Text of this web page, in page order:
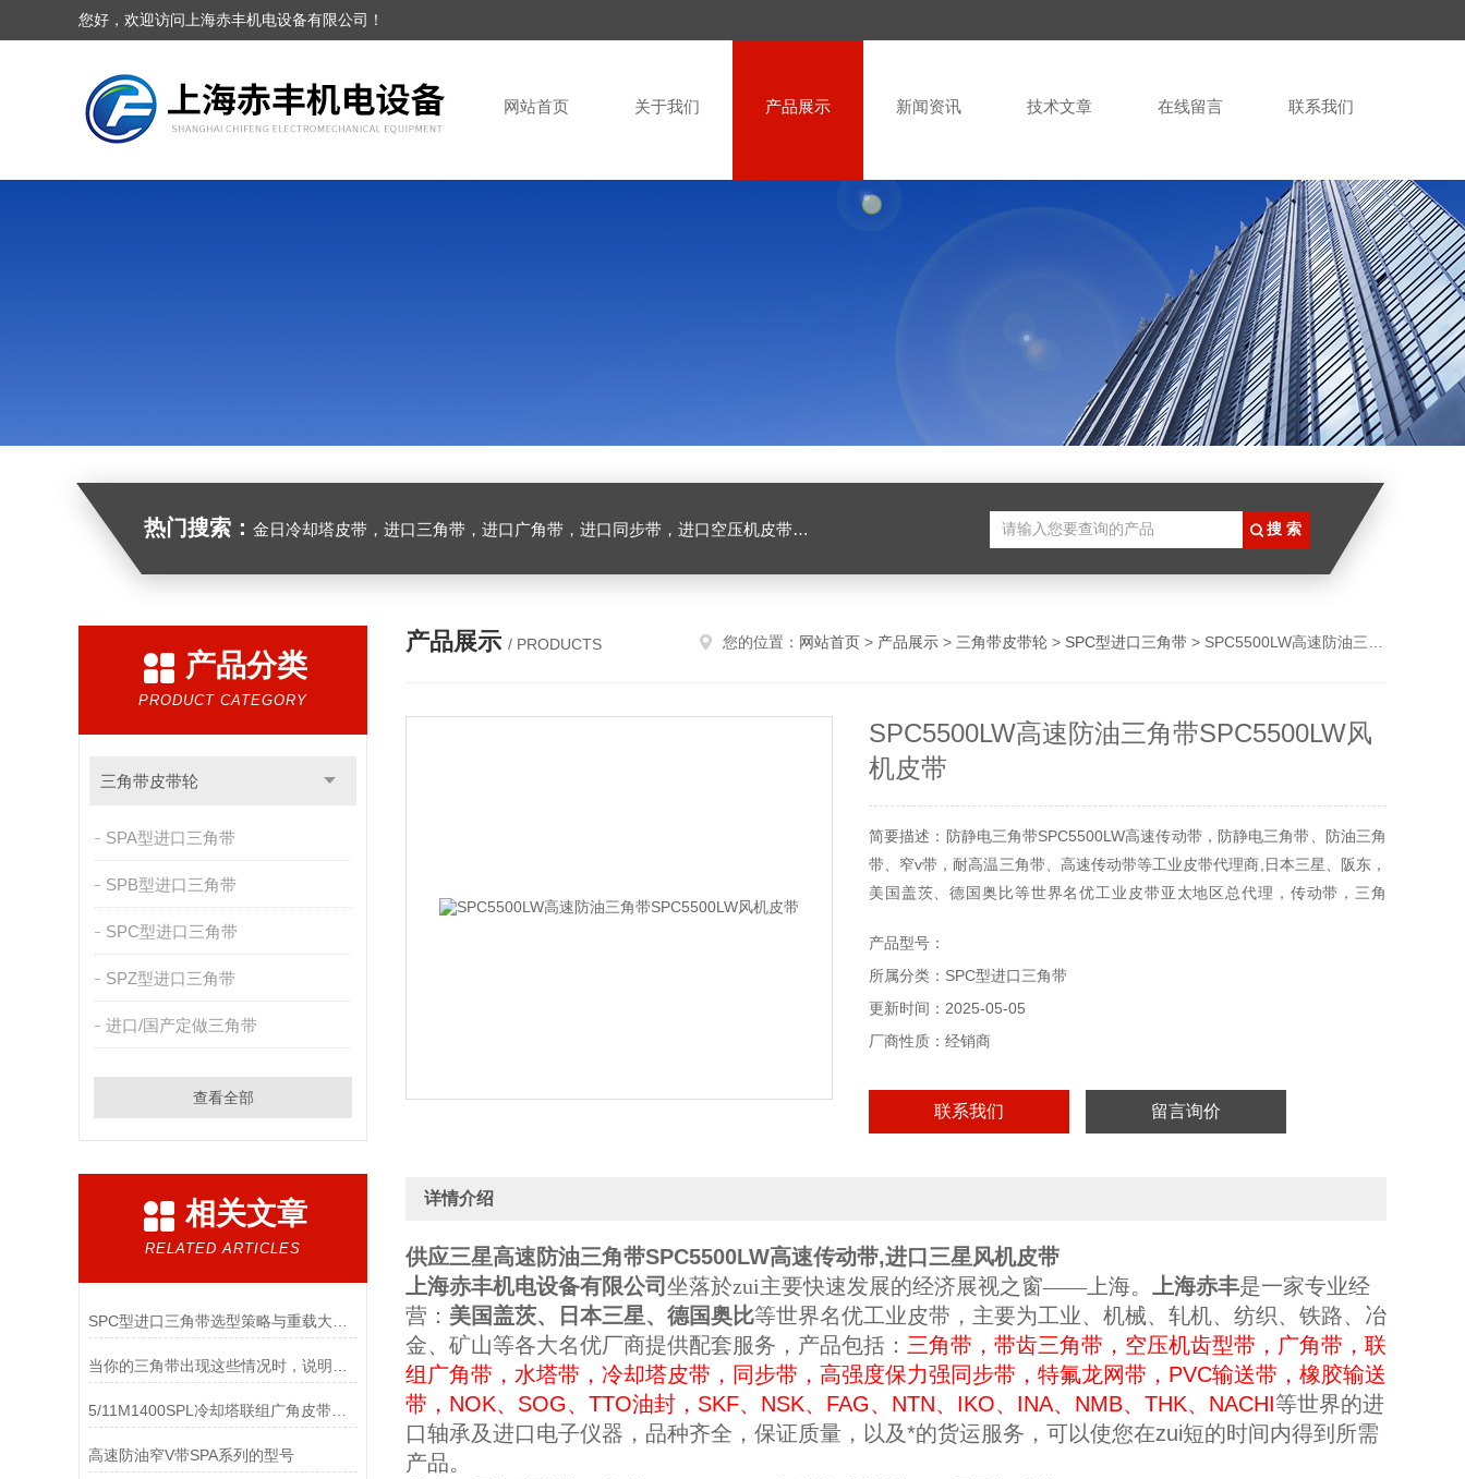
您好，欢迎访问上海赤丰机电设备有限公司！
网站首页 关于我们 产品展示 新闻资讯 技术文章 在线留言 联系我们
热门搜索： 金日冷却塔皮带，进口三角带，进口广角带，进口同步带，进口空压机皮带，带齿三角带，特氟龙高温布，进口轴承油封及电子仪器
产品分类
PRODUCT CATEGORY
三角带皮带轮
SPA型进口三角带
SPB型进口三角带
SPC型进口三角带
SPZ型进口三角带
进口/国产定做三角带
查看全部
相关文章
RELATED ARTICLES
高速防油窄V带SPA系列的型号
产品展示 / PRODUCTS 您的位置： 网站首页 > 产品展示 > 三角带皮带轮 > SPC型进口三角带 > SPC5500LW高速防油三角带SPC5500LW风机皮带
SPC5500LW高速防油三角带SPC5500LW风
机皮带
简要描述：防静电三角带SPC5500LW高速传动带，防静电三角带、防油三角
带、窄v带，耐高温三角带、高速传动带等工业皮带代理商,日本三星、阪东，
美国盖茨、德国奥比等世界名优工业皮带亚太地区总代理，传动带，三角
产品型号：
所属分类：SPC型进口三角带
更新时间：2025-05-05
厂商性质：经销商
联系我们 留言询价
详情介绍
供应三星高速防油三角带SPC5500LW高速传动带,进口三星风机皮带
上海赤丰机电设备有限公司 坐落於zui主要快速发展的经济展视之 窗——上海。 上海赤丰是一家专业经
营 ： 美国盖茨、日本三星、德国奥比等世界名优工业皮带，主要为工业、机械、轧机、纺织、铁路、冶
金、矿山等各大名优厂商提供配套服务， 产品包括： 三角带，带齿三角带，空压机齿型带，广角带，联
组广角带，水塔带，冷却塔皮带，同步带，高强度保力强同步带，特氟龙网带，PVC输送带，橡胶输送
带 ， NOK、SOG、TTO油封 ， SKF、NSK、FAG、NTN、IKO、INA、NMB、THK、NACHI等世界的进
口轴承及进口电子仪器， 品种齐全，保证质量， 以及*的货运服务，可以使您在zui短的时间内得到所需
产品。